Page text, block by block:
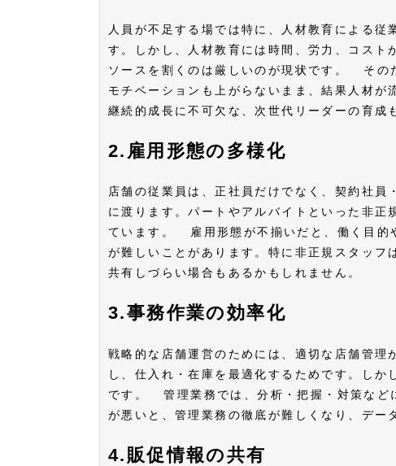
人員が不足する場では特に、人材教育による
す。しかし、人材教育には時間、労力、コスト
ソースを割くのは厳しいのが現状です。 その
モチベーションも上がらないまま、結果人材
継続的成長に不可欠な、次世代リーダーの育成
2.雇用形態の多様化
店舗の従業員は、正社員だけでなく、契約社
に渡ります。パートやアルバイトといった非
ています。 雇用形態が不揃いだと、働く目的
が難しいことがあります。特に非正規スタッフ
共有しづらい場合もあるかもしれません。
3.事務作業の効率化
戦略的な店舗運営のためには、適切な店舗管
し、仕入れ・在庫を最適化するためです。し
です。 管理業務では、分析・把握・対策など
が悪いと、管理業務の徹底が難しくなり、デ
4.販促情報の共有